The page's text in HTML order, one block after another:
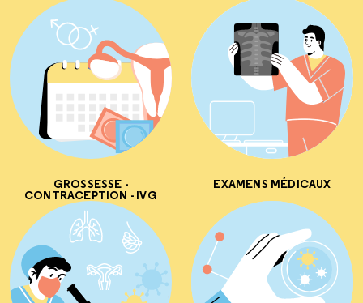
GROSSESSE -
CONTRACEPTION - IVG
EXAMENS MÉDICAUX